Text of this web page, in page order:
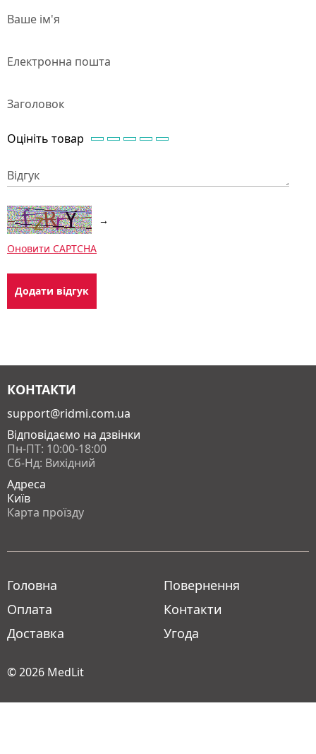
Ваше ім'я
Електронна пошта
Заголовок
Оцініть товар
Відгук
→
Оновити CAPTCHA
КОНТАКТИ
support@ridmi.com.ua
Відповідаємо на дзвінки
Пн-ПТ: 10:00-18:00
Сб-Нд: Вихідний
Адреса
Київ
Карта проїзду
Головна
Оплата
Доставка
Повернення
Контакти
Угода
© 2026 MedLit